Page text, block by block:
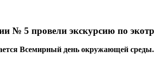
№ 5 провели экскурсию по
Всемирный день окружающей